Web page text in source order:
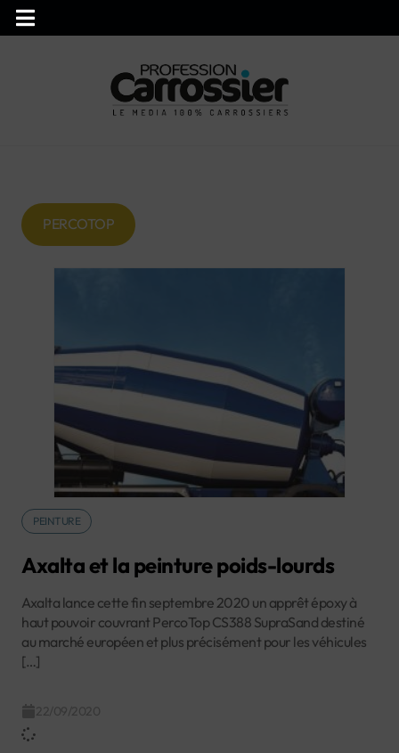
PERCOTOP
PEINTURE
Axalta et la peinture poids-lourds
Axalta lance cette fin septembre 2020 un apprêt époxy à
haut pouvoir couvrant PercoTop CS388 SupraSand destiné
au marché européen et plus précisément pour les véhicules
[…]